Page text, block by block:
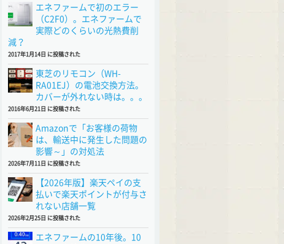
エネファームで初のエラー
（C2F0）。エネファームで
実際どのくらいの光熱費削
減？
2017年1月14日 に投稿された
東芝のリモコン（WH-
RA01EJ）の電池交換方法。
カバーが外れない時は。。。
2016年6月21日 に投稿された
Amazonで「お客様の荷物
は、輸送中に発生した問題の
影響～」の対処法
2026年7月11日 に投稿された
【2026年版】楽天ペイの支
払いで楽天ポイントが付与さ
れない店舗一覧
2026年2月25日 に投稿された
エネファームの10年後。10